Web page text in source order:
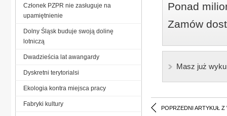
Ponad
Zamów
Masz już
POPRZEDNI ARTYKUŁ Z
Członek PZPR nie zasługuje na
upamiętnienie
Dolny Śląsk buduje swoją dolinę
lotniczą
Dwadzieścia lat awangardy
Dyskretni terytorialsi
Ekologia kontra miejsca pracy
Fabryki kultury